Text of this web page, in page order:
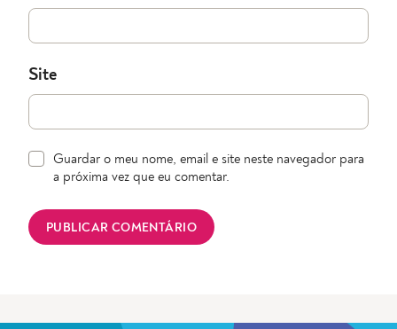
Site
Guardar o meu nome, email e site neste navegador para
a próxima vez que eu comentar.